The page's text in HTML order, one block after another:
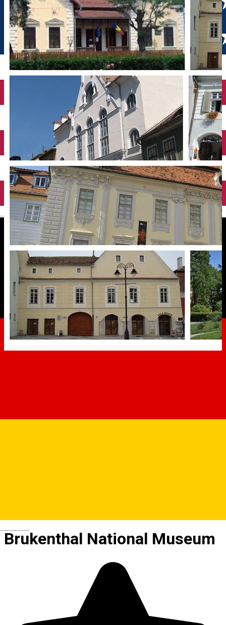
English
Brukenthal National Museum